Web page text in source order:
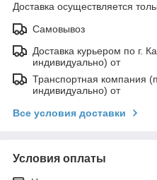
Доставка осуществляется
Самовывоз
Доставка курьером по г.
индивидуально) от
Транспортная компания
индивидуально) от
Все условия доставки
Условия оплаты